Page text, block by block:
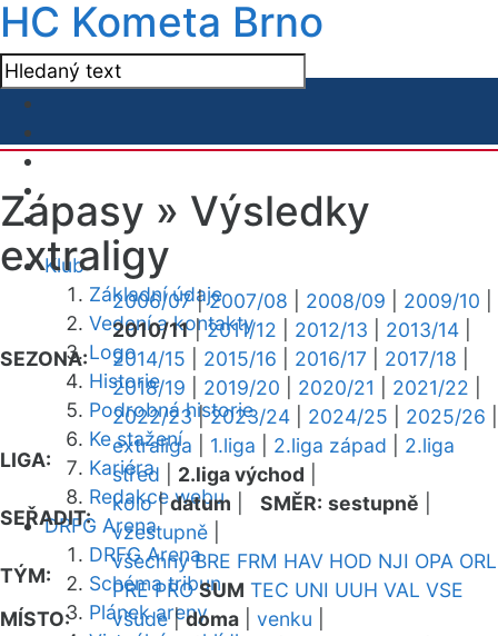
HC Kometa Brno
Klub
Základní údaje
Vedení a kontakty
Logo
Historie
Podrobná historie
Ke stažení
Kariéra
Redakce webu
DRFG Arena
DRFG Arena
Schéma tribun
Plánek areny
Zápasy » Výsledky
extraligy
SEZONA:
2006/07|2007/08 2008/09 2009/10
2010/11|2011/12 2012/13 2013/14
2014/15
2015/16 2016/17 2017/18
2018/19
2019/20 2020/21 2021/22
2022/23|2023/24 2024/25 2025/26
LIGA:
extraliga 1.liga 2.liga západ
2.liga
střed
2.liga východ
SEŘADIT:
kolo|datum SMĚR: sestupně
vzestupně
TÝM:
všechny BRE FRM HAV HOD NJI OPA ORL
PRE PRO SUM TEC UNI UUH VAL VSE
MÍSTO:
všude|doma venku